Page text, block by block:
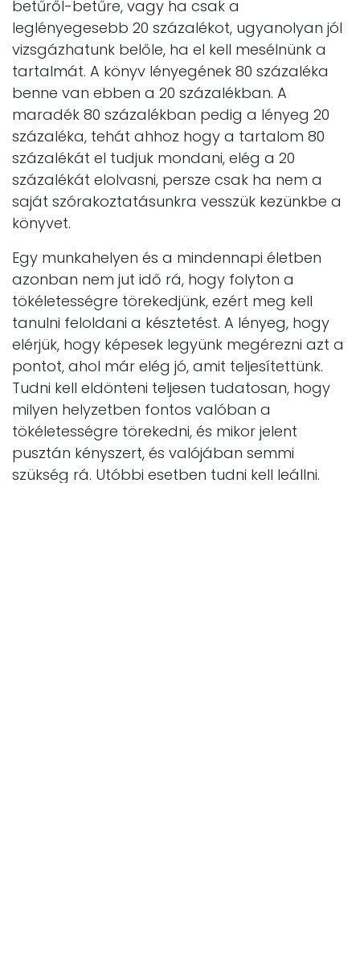
betűről-betűre, vagy ha csak a
leglényegesebb 20 százalékot, ugyanolyan jól
vizsgázhatunk belőle, ha el kell mesélnünk a
tartalmát. A könyv lényegének 80 százaléka
benne van ebben a 20 százalékban. A
maradék 80 százalékban pedig a lényeg 20
százaléka, tehát ahhoz hogy a tartalom 80
százalékát el tudjuk mondani, elég a 20
százalékát elolvasni, persze csak ha nem a
saját szórakoztatásunkra vesszük kezünkbe a
könyvet.
Egy munkahelyen és a mindennapi életben
azonban nem jut idő rá, hogy folyton a
tökéletességre törekedjünk, ezért meg kell
tanulni feloldani a késztetést. A lényeg, hogy
elérjük, hogy képesek legyünk megérezni azt a
pontot, ahol már elég jó, amit teljesítettünk.
Tudni kell eldönteni teljesen tudatosan, hogy
milyen helyzetben fontos valóban a
tökéletességre törekedni, és mikor jelent
pusztán kényszert, és valójában semmi
szükség rá. Utóbbi esetben tudni kell leállni.